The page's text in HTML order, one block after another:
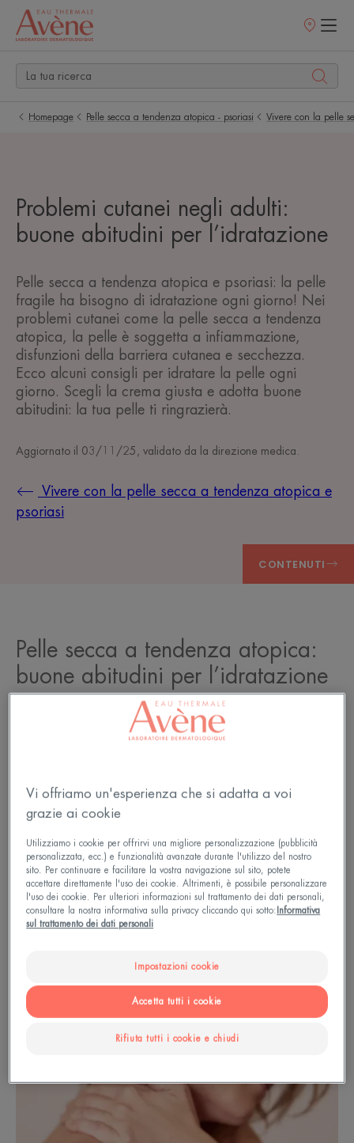
Punti
Homepage Pelle secca a tendenza atopica - psoriasi Vivere con la pelle
Problemi cutanei negli adulti:
buone abitudini per l’idratazione
Pelle secca a tendenza atopica e psoriasi: la pelle
fragile ha bisogno di idratazione ogni giorno! Nei
problemi cutanei come la pelle secca a tendenza
atopica, la pelle è soggetta a infiammazione,
disfunzioni della barriera cutanea e secchezza.
Ecco alcuni consigli per idratare la pelle ogni
giorno. Scegli la crema giusta e adotta buone
abitudini: la tua pelle ti ringrazierà.
Aggiornato il 03/11/25 , validato da la direzione medica
Vivere con la pelle secca a tendenza atopica e
psoriasi
CONTENUTI
Pelle secca a tendenza atopica:
buone abitudini per l’idratazione
Che tu sia in ufficio o a un appuntamento, il
desiderio di grattarsi è incontrollabile e può
idratazione
sviluppato appositamente per le tue esigenze.
Quando avrai appreso la tecnica di applicazione,
avrai tutte le possibilità di
Vi offriamo un'esperienza che si adatta a voi
grazie ai cookie
Utilizziamo i cookie per offrirvi una migliore personalizzazione (pubblicità
personalizzata, ecc.) e funzionalità avanzate durante l'utilizzo del nostro
sito. Per continuare e facilitare la vostra navigazione sul sito, potete
accettare direttamente l'uso dei cookie. Altrimenti, è possibile personalizzare
l'uso dei cookie. Per ulteriori informazioni sul trattamento dei dati personali,
consultare la nostra informativa sulla privacy cliccando qui sotto: Informativa
sul trattamento dei dati personali
Impostazioni cookie
Rifiuta tutti i cookie e chiudi
Accetta tutti i cookie